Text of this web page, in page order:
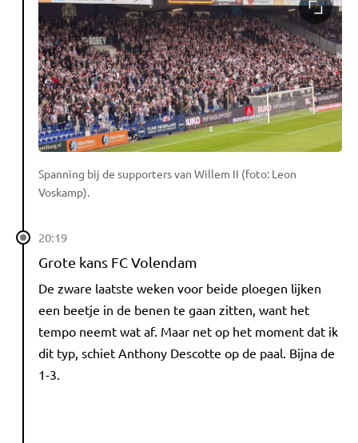
Spanning bij de supporters van Willem II (foto: Leon
Voskamp).
20:19
Grote kans FC Volendam
De zware laatste weken voor beide ploegen lijken
een beetje in de benen te gaan zitten, want het
tempo neemt wat af. Maar net op het moment dat ik
dit typ, schiet Anthony Descotte op de paal. Bijna de
1-3.